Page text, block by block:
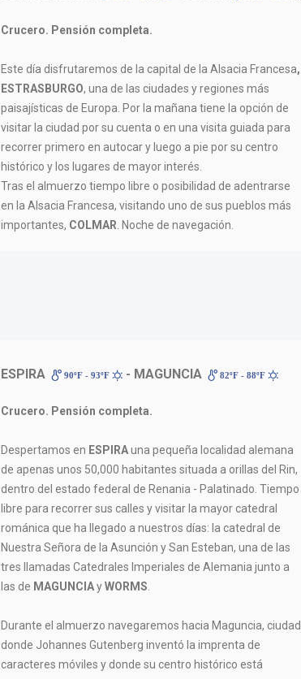
Crucero. Pensión completa.
Este día disfrutaremos de la capital de la Alsacia Francesa,
ESTRASBURGO, una de las ciudades y regiones más
paisajísticas de Europa. Por la mañana tiene la opción de
visitar la ciudad por su cuenta o en una visita guiada para
recorrer primero en autocar y luego a pie por su centro
histórico y los lugares de mayor interés.
Tras el almuerzo tiempo libre o posibilidad de adentrarse
en la Alsacia Francesa, visitando uno de sus pueblos más
importantes, COLMAR . Noche de navegación.
ESPIRA 90ºF - 93ºF - MAGUNCIA 82ºF - 88ºF
Crucero. Pensión completa.
Despertamos en ESPIRAuna pequeña localidad alemana
de apenas unos 50,000 habitantes situada a orillas del Rin,
dentro del estado federal de Renania - Palatinado. Tiempo
libre para recorrer sus calles y visitar la mayor catedral
románica que ha llegado a nuestros días: la catedral de
Nuestra Señora de la Asunción y San Esteban, una de las
tres llamadas Catedrales Imperiales de Alemania junto a
las de MAGUNCIAyWORMS
Durante el almuerzo navegaremos hacia Maguncia, ciudad
donde Johannes Gutenberg inventó la imprenta de
caracteres móviles y donde su centro histórico está